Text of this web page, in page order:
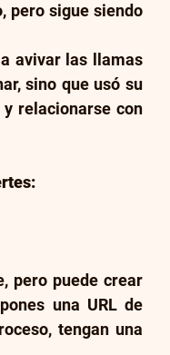
pero sigue siendo
avivar las llamas
sino que usó su
relacionarse con
pero puede crear
una URL de
tengan una